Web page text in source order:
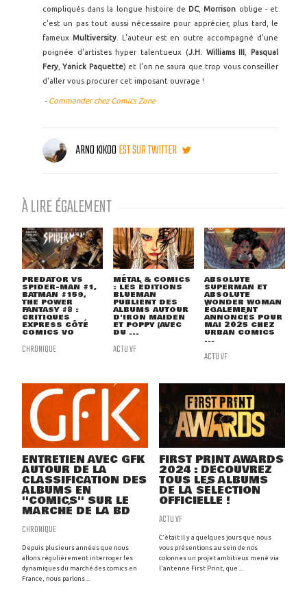
compliqués dans la longue histoire de DC ,Morrison oblige - et
c'est un pas tout aussi nécessaire pour apprécier, plus tard, le
fameux Multiversity. L'auteur est en outre accompagné d'une
poignée d'artistes hyper talentueux (J.H. Williams III
Pasqual
Fery ,Yanick Paquette) et l'on ne saura que trop vous conseiller
d'aller vous procurer cet imposant ouvrage !
- Commander chez Comics Zone
ARNO KIKOOEST SUR TWITTER
À LIRE ÉGALEMENT
PREDATOR VS
SPIDER-MAN #1,
BATMAN #159,
THE POWER
FANTASY #8 :
CRITIQUES
EXPRESS CÔTÉ
COMICS VO
CHRONIQUE
MÉTAL & COMICS
: LES ÉDITIONS
BLUEMAN
PUBLIENT DES
ALBUMS AUTOUR
D'IRON MAIDEN
ET POPPY (AVEC
DU ...
ACTU VF
ABSOLUTE
SUPERMAN ET
ABSOLUTE
WONDER WOMAN
ÉGALEMENT
ANNONCÉS POUR
MAI 2025 CHEZ
URBAN COMICS
...
ACTU VF
ENTRETIEN AVEC GFK
AUTOUR DE LA
CLASSIFICATION DES
ALBUMS EN
''COMICS'' SUR LE
MARCHÉ DE LA BD
CHRONIQUE
Depuis plusieurs années que nous
allons régulièrement interroger les
dynamiques du marché des comics en
France, nous parlons ...
FIRST PRINT AWARDS
2024 : DÉCOUVREZ
TOUS LES ALBUMS
DE LA SÉLECTION
OFFICIELLE !
ACTU VF
C'était il y a quelques jours que nous
vous présentions au sein de nos
colonnes un projet ambitieux mené via
l'antenne First Print, que ...